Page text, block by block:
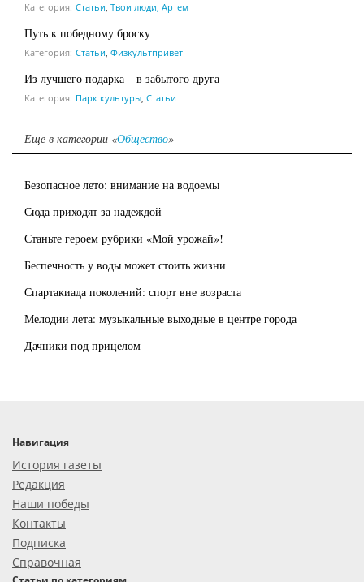
Категория: Статьи, Твои люди, Артем
Путь к победному броску
Категория: Статьи, Физкультпривет
Из лучшего подарка – в забытого друга
Категория: Парк культуры, Статьи
Еще в категории «Общество»
Безопасное лето: внимание на водоемы
Сюда приходят за надеждой
Станьте героем рубрики «Мой урожай»!
Беспечность у воды может стоить жизни
Спартакиада поколений: спорт вне возраста
Мелодии лета: музыкальные выходные в центре города
Дачники под прицелом
Навигация
История газеты
Редакция
Наши победы
Контакты
Подписка
Справочная